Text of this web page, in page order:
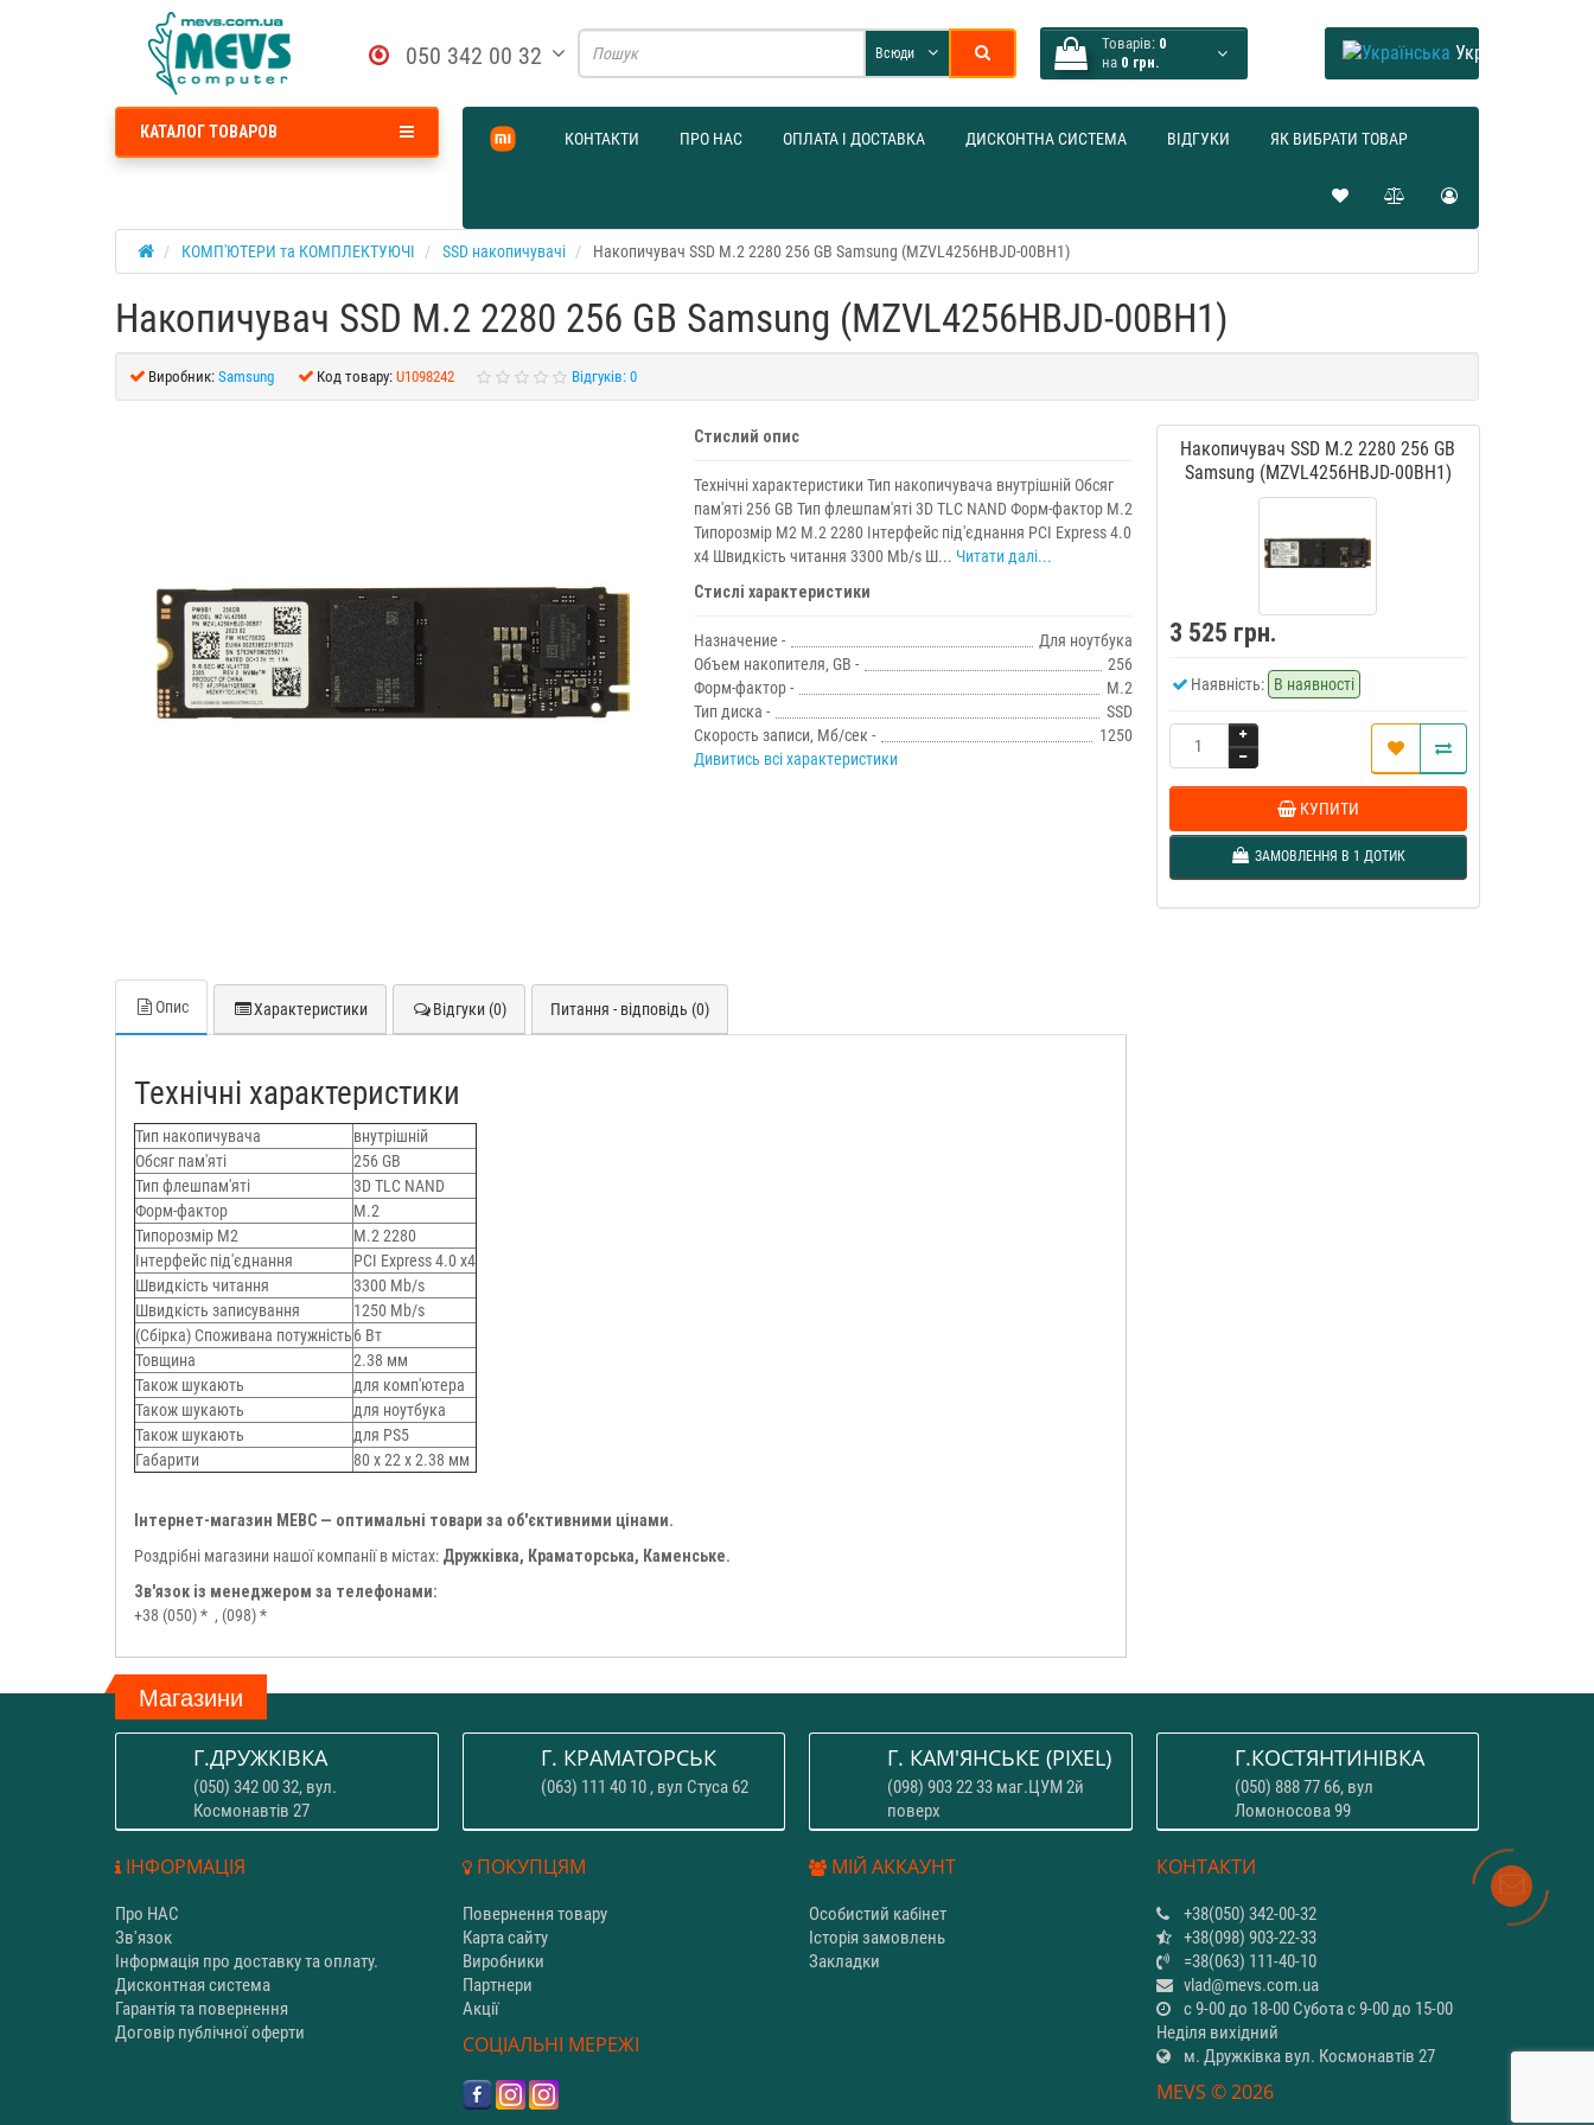
050 342 00 32 Товарів: 0
на 0 грн.
Всюди Українська
КОНТАКТИ ПРО НАС ОПЛАТА І ДОСТАВКА ДИСКОНТНА СИСТЕМА ВІДГУКИ ЯК ВИБРАТИ ТОВАР
КАТАЛОГ ТОВАРОВ
КОМП'ЮТЕРИ та КОМПЛЕКТУЮЧІ SSD накопичувачі Накопичувач SSD M.2 2280 256 GB Samsung (MZVL4256HBJD-00BH1)
Накопичувач SSD M.2 2280 256 GB Samsung (MZVL4256HBJD-00BH1)
Виробник: Samsung Код товару: U1098242 Відгуків: 0
Стислий опис
Технічні характеристики Тип накопичувача внутрішній Обсяг
пам'яті 256 GB Тип флешпам'яті 3D TLC NAND Форм-фактор M.2
Типорозмір М2 M.2 2280 Інтерфейс під'єднання PCI Express 4.0
x4 Швидкість читання 3300 Mb/s Ш... Читати далі...
Стислі характеристики
Назначение -
Для ноутбука
Объем накопителя, GB -
256
Форм-фактор -
M.2
Тип диска -
SSD
Скорость записи, Мб/сек -
1250
Дивитись всі характеристики
Накопичувач SSD M.2 2280 256 GB
Samsung (MZVL4256HBJD-00BH1)
3 525 грн.
Наявність: В наявності
КУПИТИ
ЗАМОВЛЕННЯ В 1 ДОТИК
Опис Характеристики Відгуки (0) Питання - відповідь (0)
Технічні характеристики
Тип накопичувача
внутрішній
Обсяг пам'яті
256 GB
Тип флешпам'яті
3D TLC NAND
Форм-фактор
M.2
Типорозмір М2
M.2 2280
Інтерфейс під'єднання
PCI Express 4.0 x4
Швидкість читання
3300 Mb/s
Швидкість записування
1250 Mb/s
(Сбірка) Споживана потужність6 Вт
Товщина
2.38 мм
Також шукають
для комп'ютера
Також шукають
для ноутбука
Також шукають
для PS5
Габарити
80 х 22 х 2.38 мм
Інтернет-магазин МЕВС — оптимальні товари за об'єктивними цінами.
Роздрібні магазини нашої компанії в містах: Дружківка, Краматорська, Каменське.
Зв'язок із менеджером за телефонами:
+38 (050) * , (098) *
Магазини
Г.ДРУЖКІВКА
(050) 342 00 32, вул.
Космонавтів 27
Г. КРАМАТОРСЬК
(063) 111 40 10 , вул Стуса 62
Г. КАМ'ЯНСЬКЕ (PIXEL)
(098) 903 22 33 маг.ЦУМ 2й
поверх
Г.КОСТЯНТИНІВКА
(050) 888 77 66, вул
Ломоносова 99
ІНФОРМАЦІЯ
Про НАС
Зв'язок
Інформація про доставку та оплату.
Дисконтная система
Гарантія та повернення
Договір публічної оферти
ПОКУПЦЯМ
Повернення товару
Карта сайту
Виробники
Партнери
Акції
СОЦІАЛЬНІ МЕРЕЖІ
МІЙ АККАУНТ
Особистий кабінет
Історія замовлень
Закладки
КОНТАКТИ
+38(050) 342-00-32
+38(098) 903-22-33
=38(063) 111-40-10
vlad@mevs.com.ua
с 9-00 до 18-00 Субота с 9-00 до 15-00
Неділя вихідний
м. Дружківка вул. Космонавтів 27
MEVS © 2026